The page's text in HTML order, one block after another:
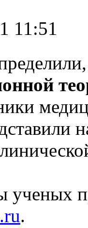
11:51
ученых
.